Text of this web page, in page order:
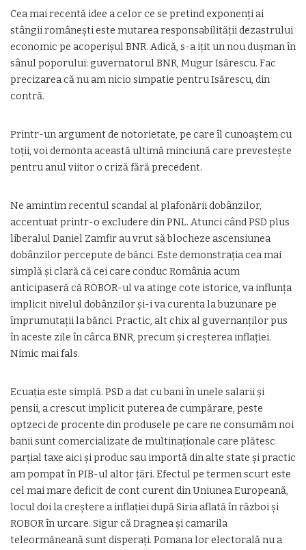
Cea mai recentă idee a celor ce se pretind exponenți ai
stângii românești este mutarea responsabilității dezastrului
economic pe acoperișul BNR. Adică, s-a ițit un nou dușman în
sânul poporului: guvernatorul BNR, Mugur Isărescu. Fac
precizarea că nu am nicio simpatie pentru Isărescu, din
contră.
Printr-un argument de notorietate, pe care îl cunoaștem cu
toții, voi demonta această ultimă minciună care prevestește
pentru anul viitor o criză fără precedent.
Ne amintim recentul scandal al plafonării dobânzilor,
accentuat printr-o excludere din PNL. Atunci când PSD plus
liberalul Daniel Zamfir au vrut să blocheze ascensiunea
dobânzilor percepute de bănci. Este demonstrația cea mai
simplă și clară că cei care conduc România acum
anticipaseră că ROBOR-ul va atinge cote istorice, va influnța
implicit nivelul dobânzilor și-i va curenta la buzunare pe
împrumutații la bănci. Practic, alt chix al guvernanților pus
în aceste zile în cârca BNR, precum și creșterea inflației.
Nimic mai fals.
Ecuația este simplă. PSD a dat cu bani în unele salarii și
pensii, a crescut implicit puterea de cumpărare, peste
optzeci de procente din produsele pe care ne consumăm noi
banii sunt comercializate de multinaționale care plătesc
parțial taxe aici și produc sau importă din alte state și practic
am pompat în PIB-ul altor țări. Efectul pe termen scurt este
cel mai mare deficit de cont curent din Uniunea Europeană,
locul doi la creștere a inflației după Siria aflată în război și
ROBOR în urcare. Sigur că Dragnea și camarila
teleormăneană sunt disperați. Pomana lor electorală nu a